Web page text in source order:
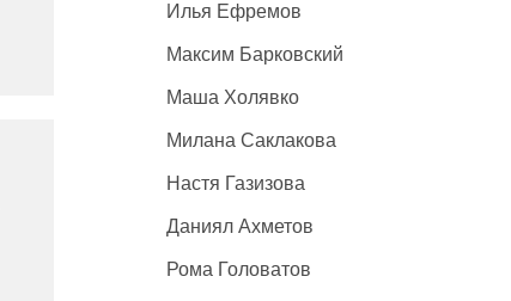
Илья Ефремов
Максим Барковский
Маша Холявко
Милана Саклакова
Настя Газизова
Даниял Ахметов
Рома Головатов